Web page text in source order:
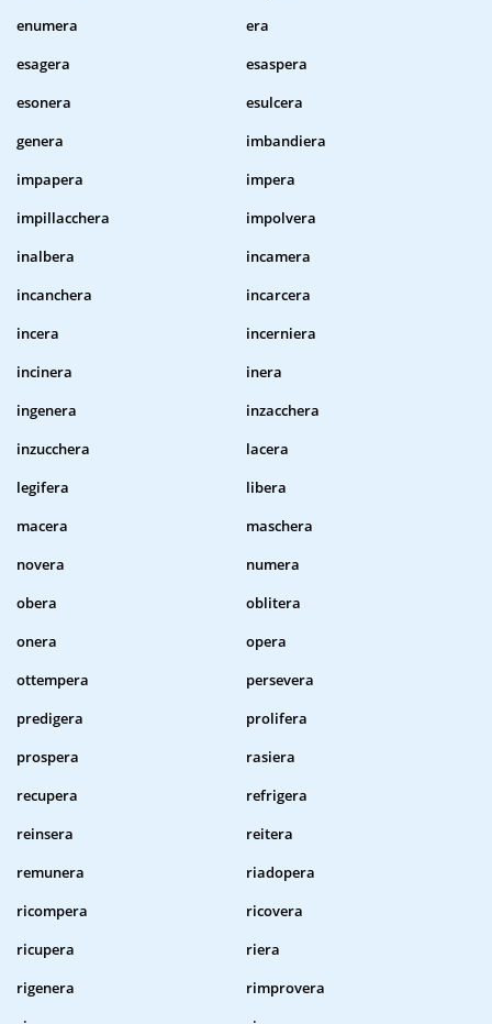
enumera
era
esagera
esaspera
esonera
esulcera
genera
imbandiera
impapera
impera
impillacchera
impolvera
inalbera
incamera
incanchera
incarcera
incera
incerniera
incinera
inera
ingenera
inzacchera
inzucchera
lacera
legifera
libera
macera
maschera
novera
numera
obera
oblitera
onera
opera
ottempera
persevera
predigera
prolifera
prospera
rasiera
recupera
refrigera
reinsera
reitera
remunera
riadopera
ricompera
ricovera
ricupera
riera
rigenera
rimprovera